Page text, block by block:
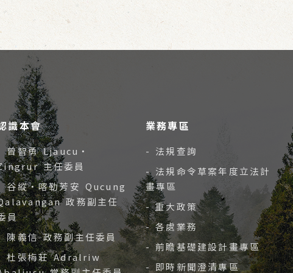
識本會
曾智勇 Ljaucu‧
主任委員
谷縱‧喀勒芳安 Qucung
政務副主任
員
陳義信 政務副主任委員
杜張梅莊 Adralriw
業務專區
- 法規查詢
- 法規命令草案年度立法計
畫專區
- 重大政策
- 各處業務
- 前瞻基礎建設計畫專區
- 即時新聞澄清專區